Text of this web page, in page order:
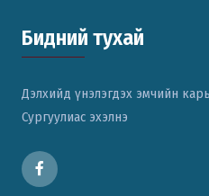
Бидний тухай
Дэлхийд үнэлэгдэх эмчийн
Сургуулиас эхэлнэ